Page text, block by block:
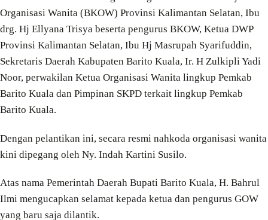
Organisasi Wanita (BKOW) Provinsi Kalimantan Selatan, Ibu
drg. Hj Ellyana Trisya beserta pengurus BKOW, Ketua DWP
Provinsi Kalimantan Selatan, Ibu Hj Masrupah Syarifuddin,
Sekretaris Daerah Kabupaten Barito Kuala, Ir. H Zulkipli Yadi
Noor, perwakilan Ketua Organisasi Wanita lingkup Pemkab
Barito Kuala dan Pimpinan SKPD terkait lingkup Pemkab
Barito Kuala.
Dengan pelantikan ini, secara resmi nahkoda organisasi wanita
kini dipegang oleh Ny. Indah Kartini Susilo.
Atas nama Pemerintah Daerah Bupati Barito Kuala, H. Bahrul
Ilmi mengucapkan selamat kepada ketua dan pengurus GOW
yang baru saja dilantik.